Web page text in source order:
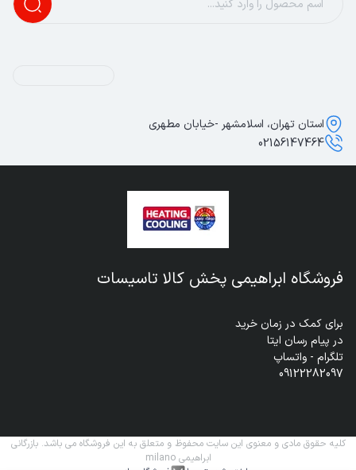
فروشگاه ابراهیمی پخش کالا تاسیسات
09122282097
استان تهران، اسلامشهر -خیابان مطهری
02156147464
کلیه حقوق مادی و معنوی این سایت محفوظ و متعلق به این فروشگاه می باشد. بازرگانی
ابراهیمی milano